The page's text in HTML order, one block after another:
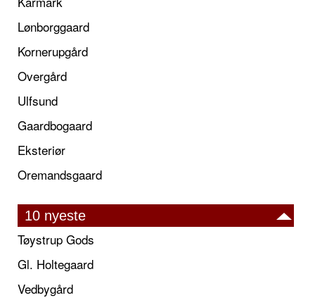
Lønborggaard
Kornerupgård
Overgård
Ulfsund
Gaardbogaard
Eksteriør
Oremandsgaard
10 nyeste
Tøystrup Gods
Gl. Holtegaard
Vedbygård